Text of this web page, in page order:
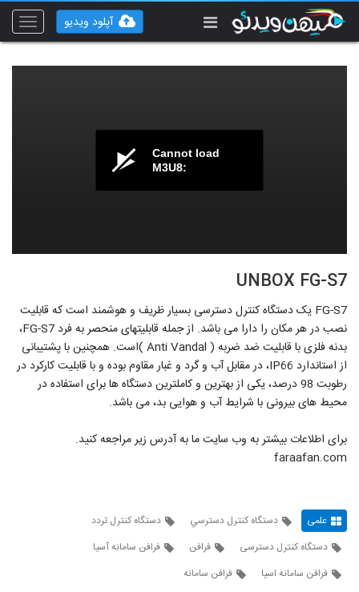
Toggle
آپلود ویدیو
Cannot load
M3U8:
UNBOX FG-S7
FG-S7 یک دستگاه کنترل دسترسی بسیار ظریف و هوشمند است که قابلیت
نصب در هر مکان را دارا می باشد. از جمله قابلیتهای منحصر به فرد FG-S7،
بدنه فلزی با قابلیت ضد ضربه ( Anti Vandal )است. همچنین با پشتیبانی
از استاندارد IP66، در مقابل آب و گرد و غبار مقاوم بوده و با قابلیت کارکرد در
رطوبت 98 درصد، یکی از بهترین و کاملترین دستگاه ها برای استفاده در
محیط های بیرونی با شرایط آب و هوایی بد، می باشد.
برای اطلاعات بیشتر به وب سایت ما به آدرس زیر مراجعه کنید.
faraafan.com
علمی دستگاه کنترل دسترسي
دستگاه کنترل تردد
دستگاه کنترل دسترسی
فرافن
فرافن سامانه آسیا
فرافن سامانه اسیا
فرافن سامانه